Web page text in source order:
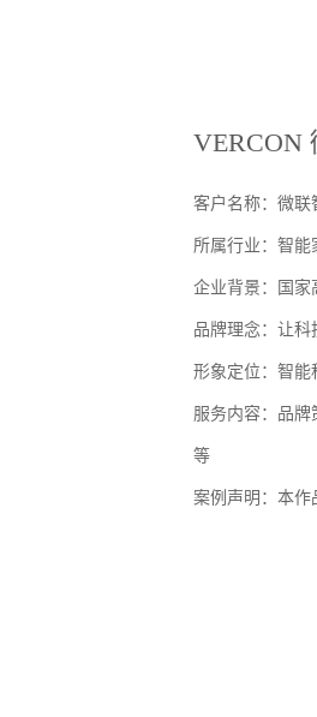
VERCON
客户名称：微联
所属行业：智
企业背景：国家
品牌理念：让科
形象定位：智能
服务内容：品
等
案例声明：本作